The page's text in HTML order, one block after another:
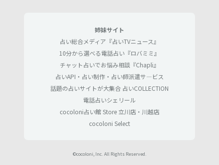
姉妹サイト
占い総合メディア『占いTVニュース』
10分から選べる電話占い『ロバミミ』
チャット占いでお悩み相談『Chapli』
占いAPI・占い制作・占い師派遣サ―ビス
話題の占いサイトが大集合 占いCOLLECTION
電話占いシェリール
cocoloni占い館 Store 立川店・川越店
cocoloni Select
©cocoloni, Inc. All Rights Reserved.